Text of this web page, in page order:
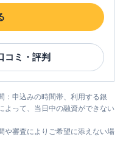
コミ・評判
：申込みの時間帯、利用する銀
よって、当日中の融資ができない
や審査によりご希望に添えない場